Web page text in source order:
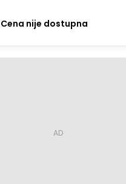
Cena nije dostupna